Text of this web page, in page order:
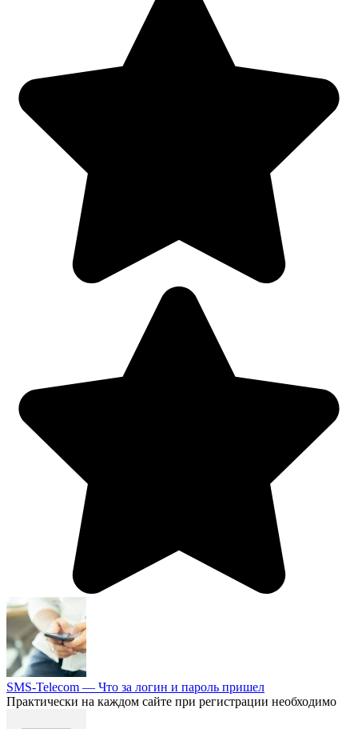
SMS-Telecom — Что за логин и пароль пришел
Практически на каждом сайте при регистрации необходимо